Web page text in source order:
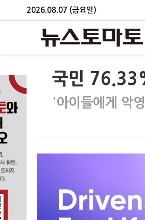
2026.08.07 (금요일)
국민
'아이들에게 악